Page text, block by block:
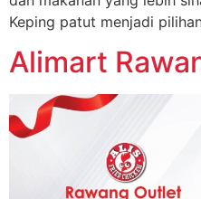
Keping patut menjadi
Alimart